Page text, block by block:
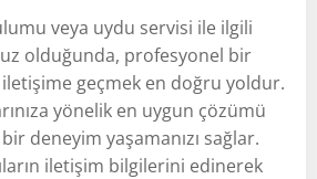
veya uydu servisi ile ilgili
olduğunda, profesyonel bir
iletişime geçmek en doğru yoldur.
yönelik en uygun çözümü
deneyim yaşamanızı sağlar.
iletişim bilgilerini edinerek